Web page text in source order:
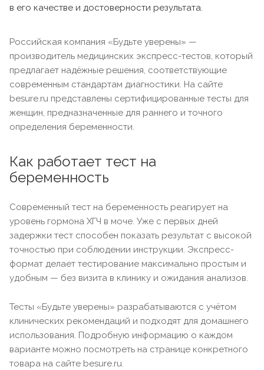
в его качестве и достоверности результата.
Российская компания «Будьте уверены» —
производитель медицинских экспресс-тестов, который
предлагает надёжные решения, соответствующие
современным стандартам диагностики. На сайте
besure.ru представлены сертифицированные тесты для
женщин, предназначенные для раннего и точного
определения беременности.
Как работает тест на
беременность
Современный тест на беременность реагирует на
уровень гормона ХГЧ в моче. Уже с первых дней
задержки тест способен показать результат с высокой
точностью при соблюдении инструкции. Экспресс-
формат делает тестирование максимально простым и
удобным — без визита в клинику и ожидания анализов.
Тесты «Будьте уверены» разрабатываются с учётом
клинических рекомендаций и подходят для домашнего
использования. Подробную информацию о каждом
варианте можно посмотреть на странице конкретного
товара на сайте besure.ru.